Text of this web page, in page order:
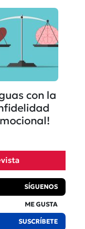
con la
SÍGUENOS
ME GUSTA
SUSCRÍBETE